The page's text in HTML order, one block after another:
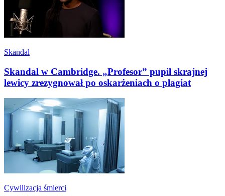
Skandal
Skandal w Cambridge. „Profesor” pupil skrajnej
lewicy zrezygnował po oskarżeniach o plagiat
Cywilizacja śmierci